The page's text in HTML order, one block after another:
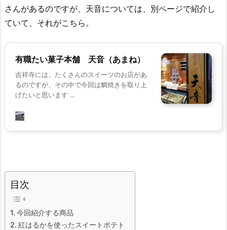
さんがあるのですが、天音については、別ページで紹介し
ていて、それがこちら。
有職たい菓子本舗 天音（あまね）
吉祥寺には、たくさんのスイーツのお店があ
るのですが、その中で今回は鯛焼きを取り上
げたいと思います ...
目次
今回紹介する商品
紅はるかを使ったスイートポテト